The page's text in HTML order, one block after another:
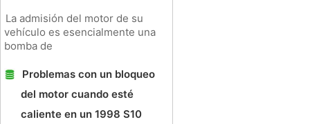
La admisión del motor de su
vehículo es esencialmente una
bomba de
Problemas con un bloqueo
del motor cuando esté
caliente en un 1998 S10